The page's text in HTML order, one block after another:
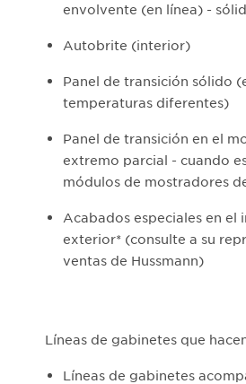
envolvente (en línea) -
Autobrite (interior)
Panel de transición sólido
temperaturas diferentes)
Panel de transición en el
extremo parcial - cuando
módulos de mostradores
Acabados especiales en el
exterior* (consulte a su
ventas de Hussmann)
Líneas de gabinetes que
Líneas de gabinetes